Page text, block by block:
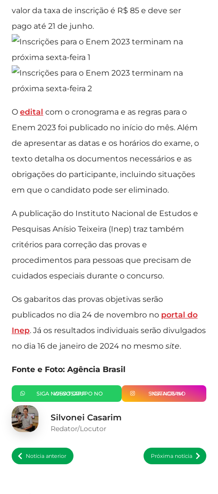
valor da taxa de inscrição é R$ 85 e deve ser
pago até 21 de junho.
O edital com o cronograma e as regras para o
Enem 2023 foi publicado no início do mês. Além
de apresentar as datas e os horários do exame, o
texto detalha os documentos necessários e as
obrigações do participante, incluindo situações
em que o candidato pode ser eliminado.
A publicação do Instituto Nacional de Estudos e
Pesquisas Anísio Teixeira (Inep) traz também
critérios para correção das provas e
procedimentos para pessoas que precisam de
cuidados especiais durante o concurso.
Os gabaritos das provas objetivas serão
publicados no dia 24 de novembro no portal do
Inep. Já os resultados individuais serão divulgados
no dia 16 de janeiro de 2024 no mesmo site.
Fonte e Foto: Agência Brasil
SIGA NOSSO GRUPO NO WHATSAPP SIGA-NOS NO INSTAGRAM
Silvonei Casarim
Redator/Locutor
Notícia anterior Próxima notícia